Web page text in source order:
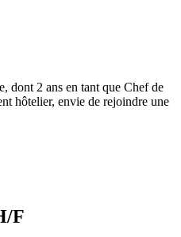
dont 2 ans en tant que Chef de
hôtelier, envie de rejoindre une
F